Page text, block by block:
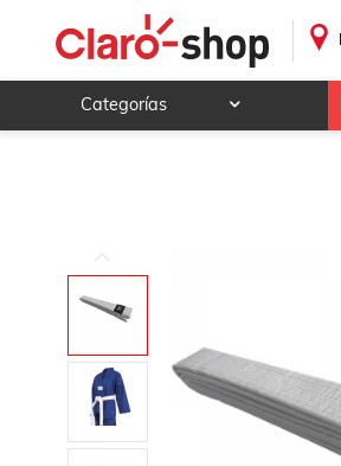
Categorías
Deportes y ocio
Animales y mascotas
Ropa, calzado y accesorios
Mamá y bebé
Salud, belleza y cuidado personal